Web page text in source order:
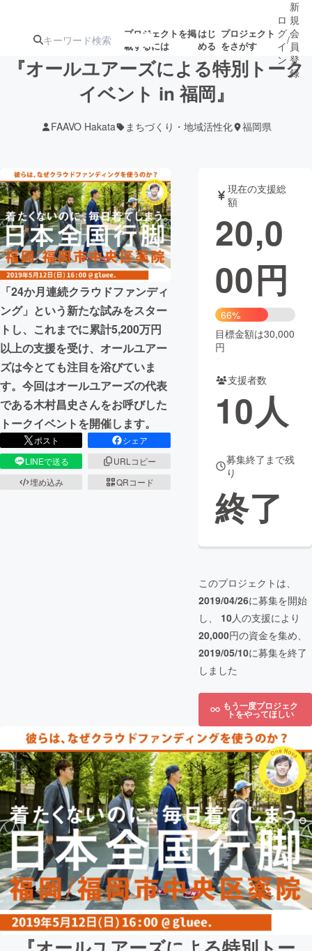
プロジェクトを掲
載するには
はじ
める
プロジェクト
をさがす
ターン
ジェクト
募集終了が近いプ
ロジェクト
されます
アート・写真 音楽
テクノロジー・ガジェット ゲーム・
映像・映画 書籍・雑誌
ビジネス・起業 チャレンジ
まちづくり・地域活性化
CAMPFIRE for Social Good
CAMPFIRE Creation
CAMPFIREふるさと納税machi-ya コミュニティ
ロ
グ
イ
ン
/
新
規
会
員
登
録
『オールユアーズによる特別トーク
イベント in 福岡』
FAAVO Hakata まちづくり・地域活性化 福岡県
「24か月連続クラウドファンディ
ング」という新たな試みをスター
トし、これまでに累計5,200万円
以上の支援を受け、オールユアー
ズは今とても注目を浴びていま
す。今回はオールユアーズの代表
である木村昌史さんをお呼びした
トークイベントを開催します。
ポスト
シェア
LINEで送る
URLコピー
埋め込み
QRコード
現在の支援総
額
20,0
00円
66%
目標金額は30,000
円
支援者数
10人
募集終了まで残
り
終了
このプロジェクトは、
2019/04/26に募集を開始
し、 10人の支援により
20,000円の資金を集め、
2019/05/10に募集を終了
しました
もう一度プロジェク
トをやってほしい